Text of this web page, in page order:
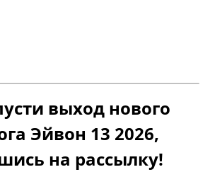
выход нового
Эйвон 13 2026,
на рассылку!